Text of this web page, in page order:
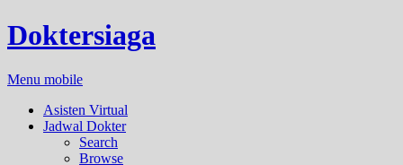
Doktersiaga
Menu mobile
Asisten Virtual
Jadwal Dokter
Search
Browse